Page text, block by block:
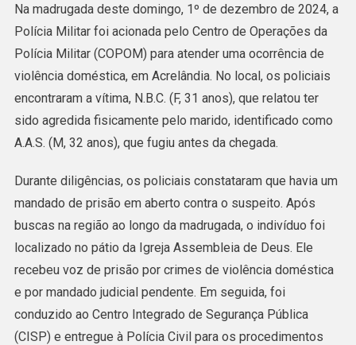
MILITAR
PRENDE
AGRESSOR
POR
VIOLÊNCIA
DOMÉSTICA
E
CUMPRE
DOIS
MANDADOS
DE
PRISÃO
EM
ACRELÂNDIA
Na madrugada deste domingo, 1º de dezembro de 2024, a
Polícia Militar foi acionada pelo Centro de Operações da
Polícia Militar (COPOM) para atender uma ocorrência de
violência doméstica, em Acrelândia. No local, os policiais
encontraram a vítima, N.B.C. (F, 31 anos), que relatou ter
sido agredida fisicamente pelo marido, identificado como
A.A.S. (M, 32 anos), que fugiu antes da chegada.
Durante diligências, os policiais constataram que havia um
mandado de prisão em aberto contra o suspeito. Após
buscas na região ao longo da madrugada, o indivíduo foi
localizado no pátio da Igreja Assembleia de Deus. Ele
recebeu voz de prisão por crimes de violência doméstica
e por mandado judicial pendente. Em seguida, foi
conduzido ao Centro Integrado de Segurança Pública
(CISP) e entregue à Polícia Civil para os procedimentos